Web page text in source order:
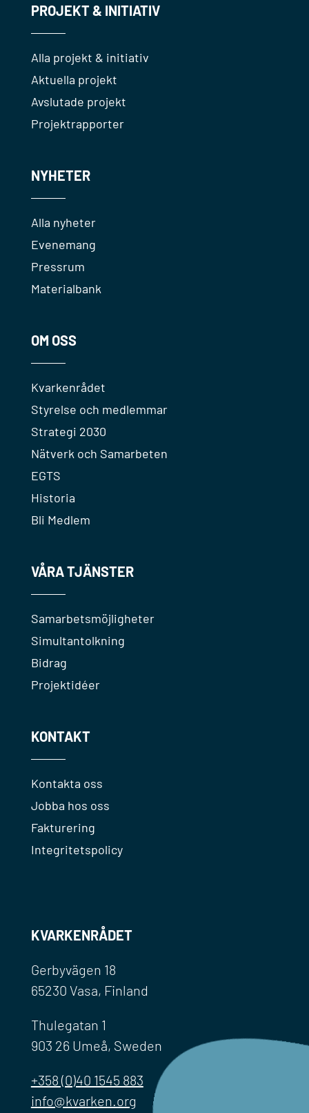
PROJEKT & INITIATIV
Alla projekt & initiativ
Aktuella projekt
Avslutade projekt
Projektrapporter
NYHETER
Alla nyheter
Evenemang
Pressrum
Materialbank
OM OSS
Kvarkenrådet
Styrelse och medlemmar
Strategi 2030
Nätverk och Samarbeten
EGTS
Historia
Bli Medlem
VÅRA TJÄNSTER
Samarbetsmöjligheter
Simultantolkning
Bidrag
Projektidéer
KONTAKT
Kontakta oss
Jobba hos oss
Fakturering
Integritetspolicy
KVARKENRÅDET
Gerbyvägen 18
65230 Vasa, Finland
Thulegatan 1
903 26 Umeå, Sweden
+358 (0)40 1545 883
info@kvarken.org